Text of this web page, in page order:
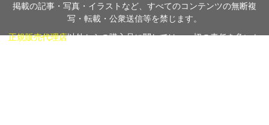
掲載の記事・写真・イラストなど、すべてのコンテンツの無断複
写・転載・公衆送信等を禁じます。
正規販売代理店以外からの購入品に関しては、一切の責任を負いか